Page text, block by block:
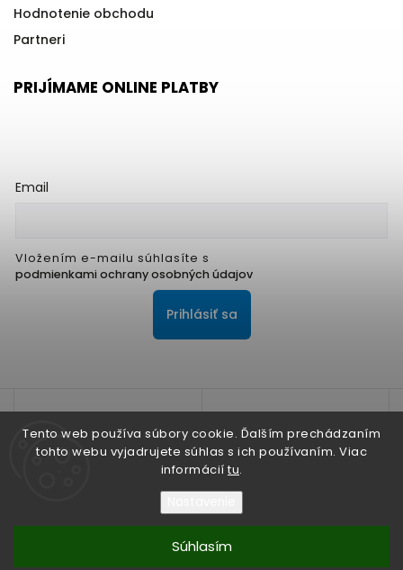
Tento web používa súbory cookie. Ďalším prechádzaním
tohto webu vyjadrujete súhlas s ich používaním. Viac
informácií tu.
Súhlasím
Hodnotenie obchodu
Partneri
PRIJÍMAME ONLINE PLATBY
Email
Vložením e-mailu súhlasíte s
podmienkami ochrany osobných údajov
Prihlásiť sa
ALPIS SHOP. Všetky práva vyhradené.
Na zlepšenie našich služieb používame cookies. O ich
používaní a možnostiach nastavenia sa dozviete viac v
Nesúhlasím